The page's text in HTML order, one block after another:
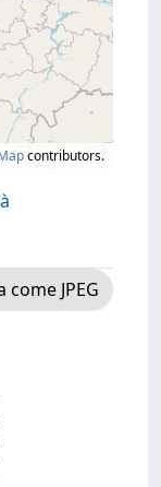
contributors.
come JPEG